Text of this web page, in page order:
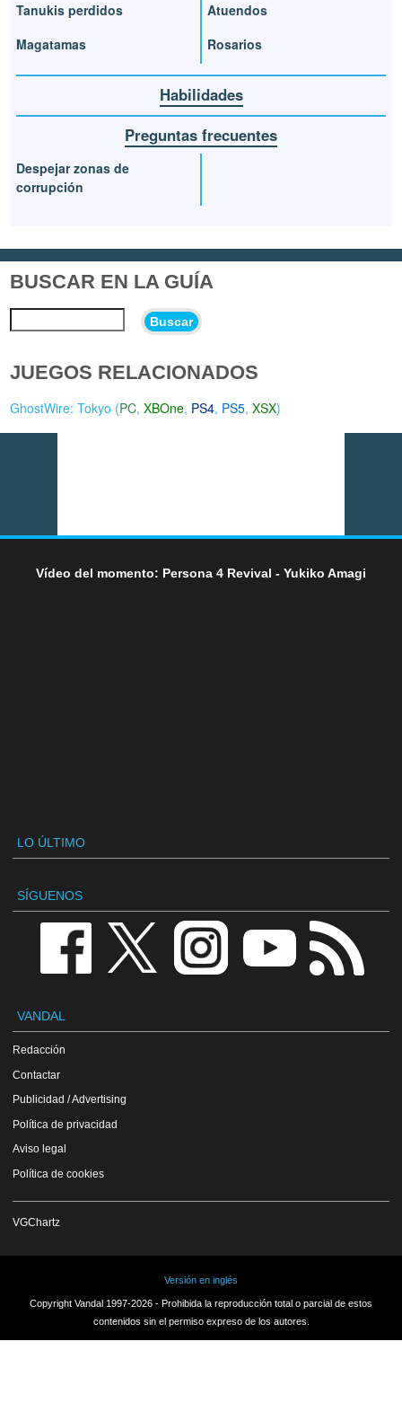
Tanukis perdidos
Magatamas
Atuendos
Rosarios
Habilidades
Preguntas frecuentes
Despejar zonas de
corrupción
BUSCAR EN LA GUÍA
Buscar
JUEGOS RELACIONADOS
GhostWire: Tokyo (PC,XBOne, PS4, PS5,XSX)
Vídeo del momento: Persona 4 Revival - Yukiko Amagi
LO ÚLTIMO
SÍGUENOS
VANDAL
Redacción
Contactar
Publicidad / Advertising
Política de privacidad
Aviso legal
Política de cookies
VGChartz
Versión en inglés
Copyright Vandal 1997-2026 - Prohibida la reproducción total o parcial de estos
contenidos sin el permiso expreso de los autores.